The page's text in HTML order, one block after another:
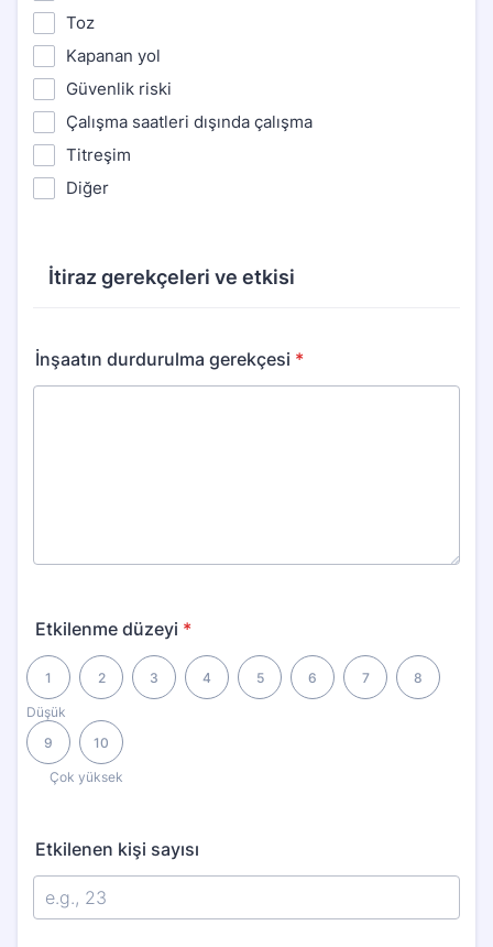
Toz
Kapanan yol
Güvenlik riski
Çalışma saatleri dışında çalışma
Titreşim
Diğer
İtiraz gerekçeleri ve etkisi
İnşaatın durdurulma gerekçesi *
Etkilenme düzeyi *
Düşük
1 2 3 4 5 6 7 8
9
Çok yüksek
10
1 is Düşük, 10 is Çok yüksek
Etkilenen kişi sayısı